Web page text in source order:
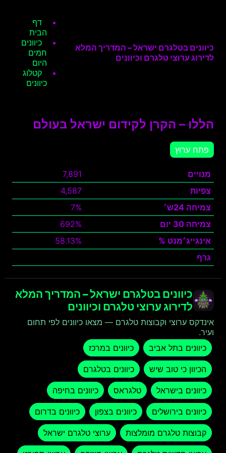
כיוונים בטלגרם ישראל – המדריך המלא
לדירוג ערוצי טלגרם וכיוונים
דף
הבית
כיוונים
חמים
היום
קטלוג
כיוונים
הללו – הקרן לקידום ישראל בעולם
פתח ערוץ
מנויים
7,891
צפיות
4,587
צמיחה 24ש׳
7%
צמיחה 30 יום
692%
אינגייג׳מנט %
58.13%
גרף
כיוונים בטלגרם ישראל – המדריך המלא
לדירוג ערוצי טלגרם וכיוונים
אינדקס ערוצי וקבוצות טלגרם — מצאו כיוונים לפי תחום
ועיר.
כיוונים בתל אביב
כיוונים במרכז
הכיוון כי טוב שיש כיוונים בטלגרם
כיוונים בישראל טלגראס כיוונים בחיפה
כיוונים בירושלים כיוונים בצפון כיוונים בדרום
קבוצות טלגרם מומלצות ערוצי טלגרם ישראל